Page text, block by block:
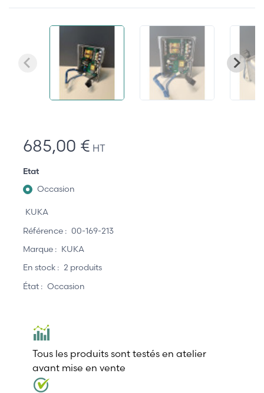
685,00 € HT
Etat
Occasion
KUKA
Référence : 00-169-213
Marque : KUKA
En stock : 2 produits
État : Occasion
Tous les produits sont testés en atelier
avant mise en vente